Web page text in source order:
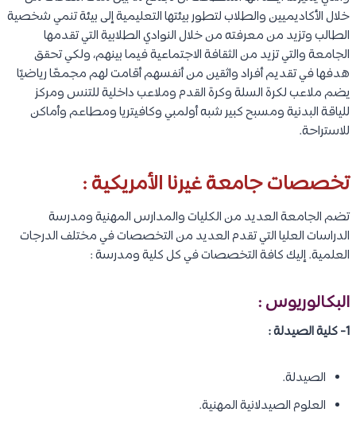
خلال الأكاديميين والطلاب لتطور بيئتها التعليمية إلى بيئة تنمي شخصية
الطالب وتزيد من معرفته من خلال النوادي الطلابية التي تقدمها
الجامعة والتي تزيد من الثقافة الاجتماعية فيما بينهم، ولكي تحقق
هدفها في تقديم أفراد واثقين من أنفسهم أقامت لهم مجمعًا رياضيًا
يضم ملاعب لكرة السلة وكرة القدم وملاعب داخلية للتنس ومركز
للياقة البدنية ومسبح كبير شبه أولمبي وكافيتريا ومطاعم وأماكن
للاستراحة.
تخصصات جامعة غيرنا الأمريكية :
تضم الجامعة العديد من الكليات والمدارس المهنية ومدرسة
الدراسات العليا التي تقدم العديد من التخصصات في مختلف الدرجات
العلمية. إليك كافة التخصصات في كل كلية ومدرسة :
البكالوريوس :
1- كلية الصيدلة :
الصيدلة.
العلوم الصيدلانية المهنية.